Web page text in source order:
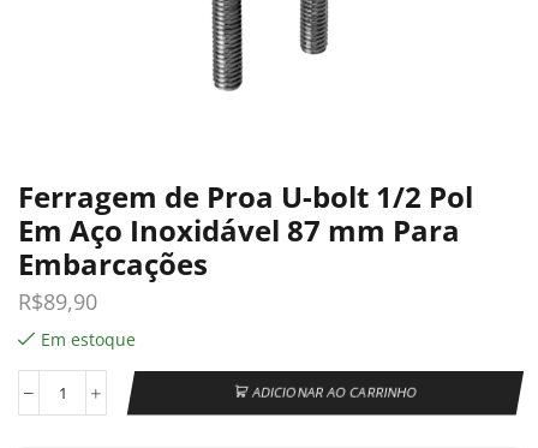
Ferragem de Proa U-bolt 1/2 Pol
Em Aço Inoxidável 87 mm Para
Embarcações
R$89,90
Em estoque
ADICIONAR AO CARRINHO